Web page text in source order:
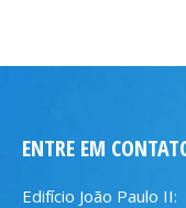
ENTRE EM
Edifício João Paulo II: